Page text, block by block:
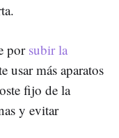
por subir la
usar más aparatos
fijo de la
y evitar